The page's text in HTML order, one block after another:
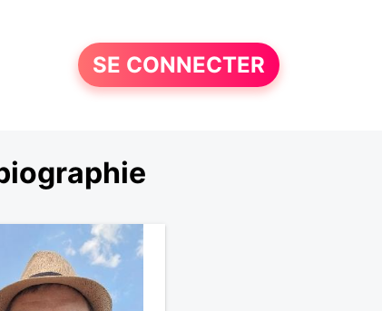
SE CONNECTER